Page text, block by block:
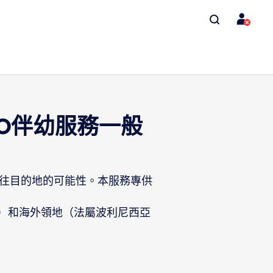
伴幼服務一般
目的地的可能性。本服務專供
和海外領地（法屬波利尼西亞